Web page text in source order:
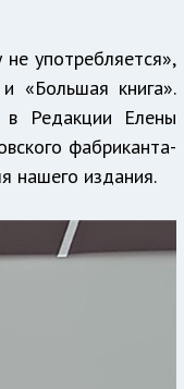
употребляется»,
«Большая книга».
Редакции Елены
фабриканта-
нашего издания.